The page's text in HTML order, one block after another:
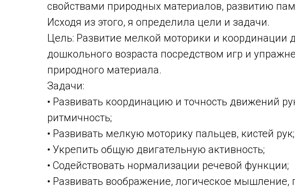
свойствами природных материалов, развитию
Исходя из этого, я определила цели и задачи.
Цель: Развитие мелкой моторики и координации
дошкольного возраста посредством игр и
природного материала.
Задачи:
• Развивать координацию и точность движений
ритмичность;
• Развивать мелкую моторику пальцев, кистей рук;
• Укрепить общую двигательную активность;
• Содействовать нормализации речевой функции;
• Развивать воображение, логическое